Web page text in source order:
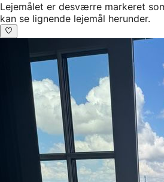
Lejemålet er desværre markeret
kan se lignende lejemål herunder.